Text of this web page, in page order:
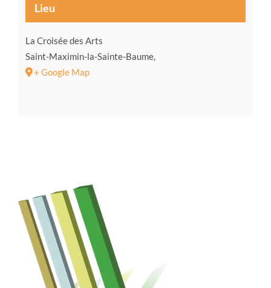
Lieu
La Croisée des Arts
Saint-Maximin-la-Sainte-Baume,
+ Google Map